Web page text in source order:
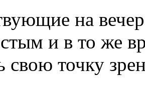
на
и в то же
свою точку